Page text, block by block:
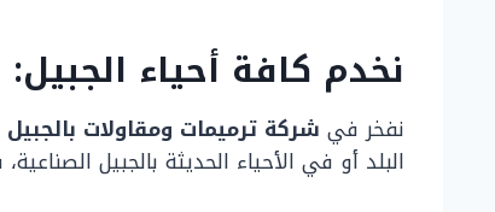
نخدم كافة أحياء
نفخر في شركة ترميمات ومقاولات بالجبيل
البلد أو في الأحياء الحديثة بالجبيل